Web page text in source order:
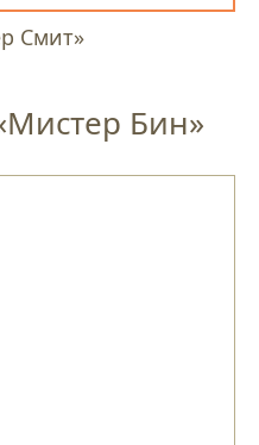
Смит»
Бин»